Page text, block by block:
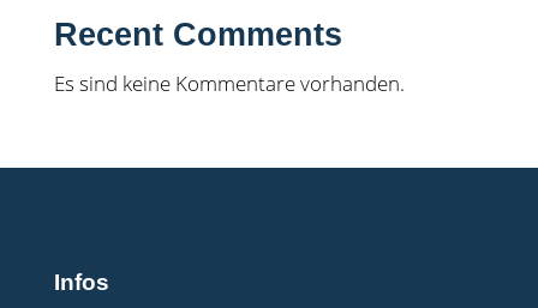
Recent Comments
Es sind keine Kommentare vorhanden.
Infos